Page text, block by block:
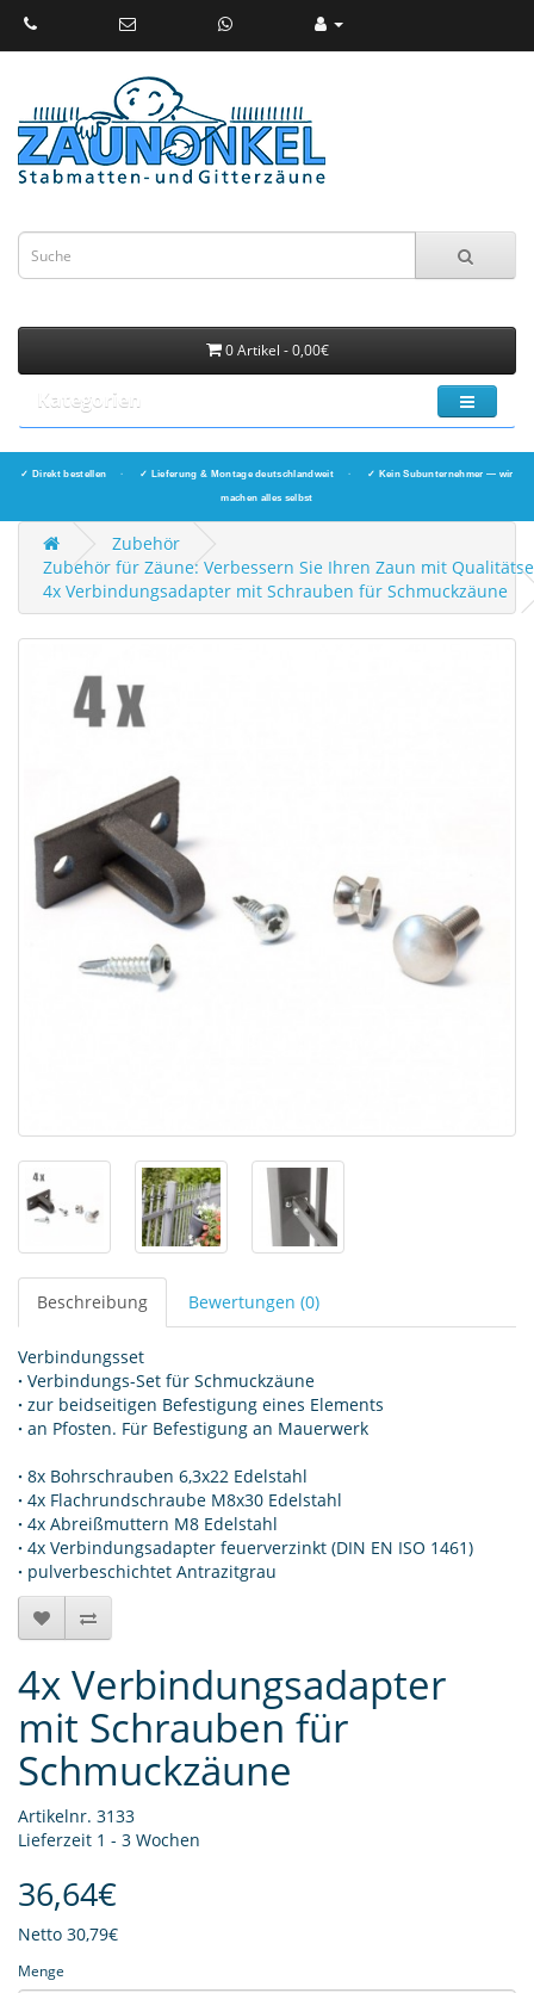
0 Artikel - 0,00€
Kategorien
✓ Direkt bestellen · ✓ Lieferung & Montage deutschlandweit · ✓ Kein Subunternehmer — wir
machen alles selbst
Zubehör
Zubehör für Zäune: Verbessern Sie Ihren Zaun mit
4x Verbindungsadapter mit Schrauben für Schmuckzäune
Beschreibung Bewertungen (0)
Verbindungsset
· Verbindungs-Set für Schmuckzäune
· zur beidseitigen Befestigung eines Elements
· an Pfosten. Für Befestigung an Mauerwerk
· 8x Bohrschrauben 6,3x22 Edelstahl
· 4x Flachrundschraube M8x30 Edelstahl
· 4x Abreißmuttern M8 Edelstahl
· 4x Verbindungsadapter feuerverzinkt (DIN EN ISO 1461)
· pulverbeschichtet Antrazitgrau
4x Verbindungsadapter
mit Schrauben für
Schmuckzäune
Artikelnr. 3133
Lieferzeit 1 - 3 Wochen
36,64€
Netto 30,79€
Menge